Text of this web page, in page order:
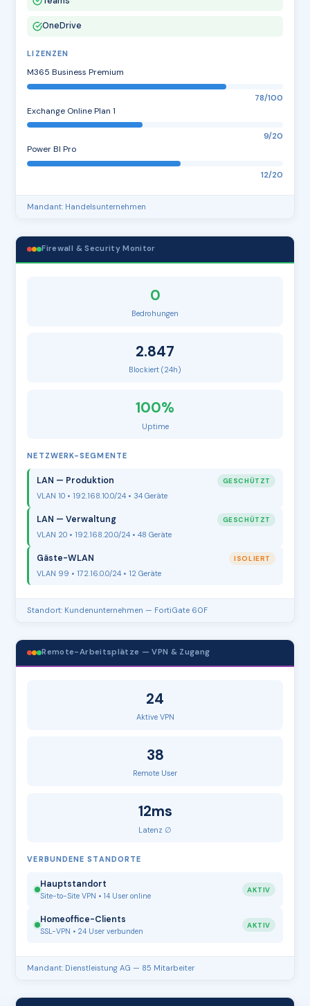
OneDrive
LIZENZEN
M365 Business Premium
78/100
Exchange Online Plan 1
9/20
Power BI Pro
12/20
Mandant: Handelsunternehmen
Firewall & Security Monitor
0
Bedrohungen
2.847
Blockiert (24h)
100%
Uptime
NETZWERK-SEGMENTE
LAN — Produktion GESCHÜTZT
VLAN 10 • 192.168.10.0/24 • 34 Geräte
LAN — Verwaltung GESCHÜTZT
VLAN 20 • 192.168.20.0/24 • 48 Geräte
Gäste-WLAN ISOLIERT
VLAN 99 • 172.16.0.0/24 • 12 Geräte
Standort: Kundenunternehmen — FortiGate 60F
Remote-Arbeitsplätze — VPN & Zugang
24
Aktive VPN
38
Remote User
12ms
Latenz ∅
VERBUNDENE STANDORTE
Hauptstandort
Site-to-Site VPN • 14 User online
AKTIV
Homeoffice-Clients
SSL-VPN • 24 User verbunden
AKTIV
Mandant: Dienstleistung AG — 85 Mitarbeiter